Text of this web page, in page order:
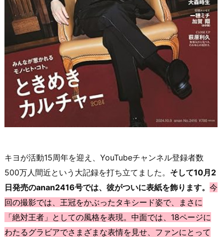
キヨが活動15周年を迎え、YouTubeチャンネル登録者数
500万人間近という大記録を打ち立てました。 そして10月2
日発売のanan2416号では、彼がついに表紙を飾ります。 今
回の撮影では、王冠をかぶったタキシード姿で、まさに
「絶対王者」としての風格を表現。中面では、18ページに
わたるグラビアでさまざまな表情を見せ、ファンにとって